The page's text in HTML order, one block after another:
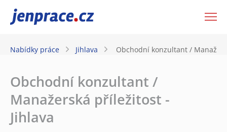
JenPráce.cz
Nabídky práce Jihlava Obchodní konzultant /
Obchodní konzultant /
Manažerská příležitost -
Jihlava